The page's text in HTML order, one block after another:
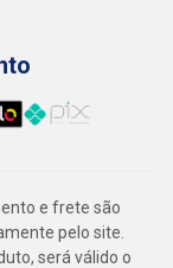
e frete são
pelo site.
será válido o